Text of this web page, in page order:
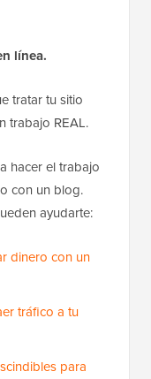
línea.
tratar tu sitio
trabajo REAL.
hacer el trabajo
con un blog.
ayudarte:
dinero con un
tráfico a tu
para